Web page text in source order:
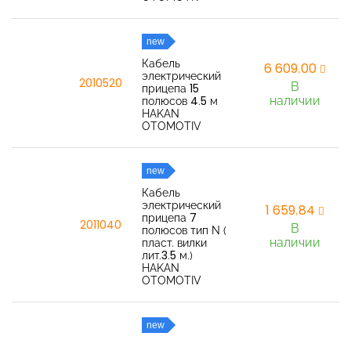
2010520
new
Кабель
электрический
прицепа 15
полюсов 4.5 м
HAKAN
OTOMOTIV
6 609,00
В
наличии
2011040
new
Кабель
электрический
прицепа 7
полюсов тип N (
пласт. вилки
лит.3.5 м.)
HAKAN
OTOMOTIV
1 659,84
В
наличии
new